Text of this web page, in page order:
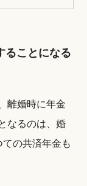
ることになる
離婚時に年金
なるのは、婚
の共済年金も